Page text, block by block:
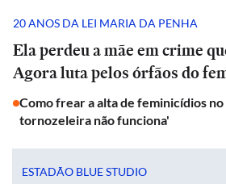
20 ANOS DA LEI MARIA DA PENHA
Ela perdeu a mãe em crime
Agora luta pelos órfãos do
Como frear a alta de feminicídios no
tornozeleira não funciona'
ESTADÃO BLUE STUDIO